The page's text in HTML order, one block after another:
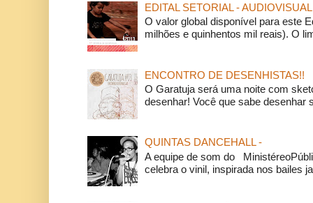
EDITAL SETORIAL - AUDIOVISUAL
O valor global disponível para este
milhões e quinhentos mil reais). O
ENCONTRO DE DESENHISTAS!!
O Garatuja será uma noite com
desenhar! Você que sabe desenhar
QUINTAS DANCEHALL -
A equipe de som do
celebra o vinil, inspirada nos bailes